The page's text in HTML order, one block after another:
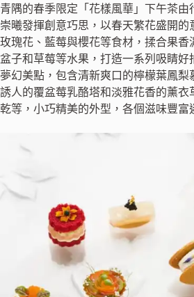
青隅的春季限定「花樣風華」下午茶由
崇曦發揮創意巧思，以春天繁花盛開的
玫瑰花、藍莓與櫻花等食材，揉合果香
盆子和草莓等水果，打造一系列吸睛好
夢幻美點，包含清新爽口的檸檬葉鳳梨
誘人的覆盆莓乳酪塔和淡雅花香的薰衣
乾等，小巧精美的外型，各個滋味豐富